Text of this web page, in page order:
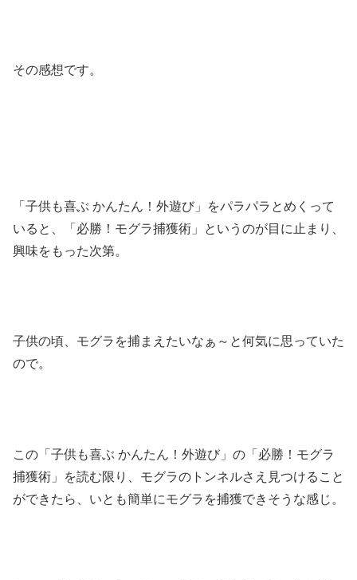
その感想です。
「子供も喜ぶ かんたん！外遊び」をパラパラとめくって
いると、「必勝！モグラ捕獲術」というのが目に止まり、
興味をもった次第。
子供の頃、モグラを捕まえたいなぁ～と何気に思っていた
ので。
この「子供も喜ぶ かんたん！外遊び」の「必勝！モグラ
捕獲術」を読む限り、モグラのトンネルさえ見つけること
ができたら、いとも簡単にモグラを捕獲できそうな感じ。